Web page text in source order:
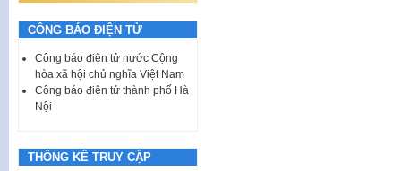
CÔNG BÁO ĐIỆN TỬ
Công báo điện tử nước Cộng
hòa xã hội chủ nghĩa Việt Nam
Công báo điện tử thành phố Hà
Nội
THỐNG KÊ TRUY CẬP